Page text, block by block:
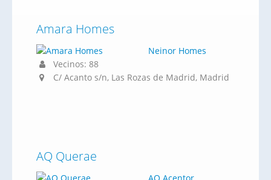
Amara Homes
Neinor Homes
Vecinos: 88
C/ Acanto s/n, Las Rozas de Madrid, Madrid
AQ Querae